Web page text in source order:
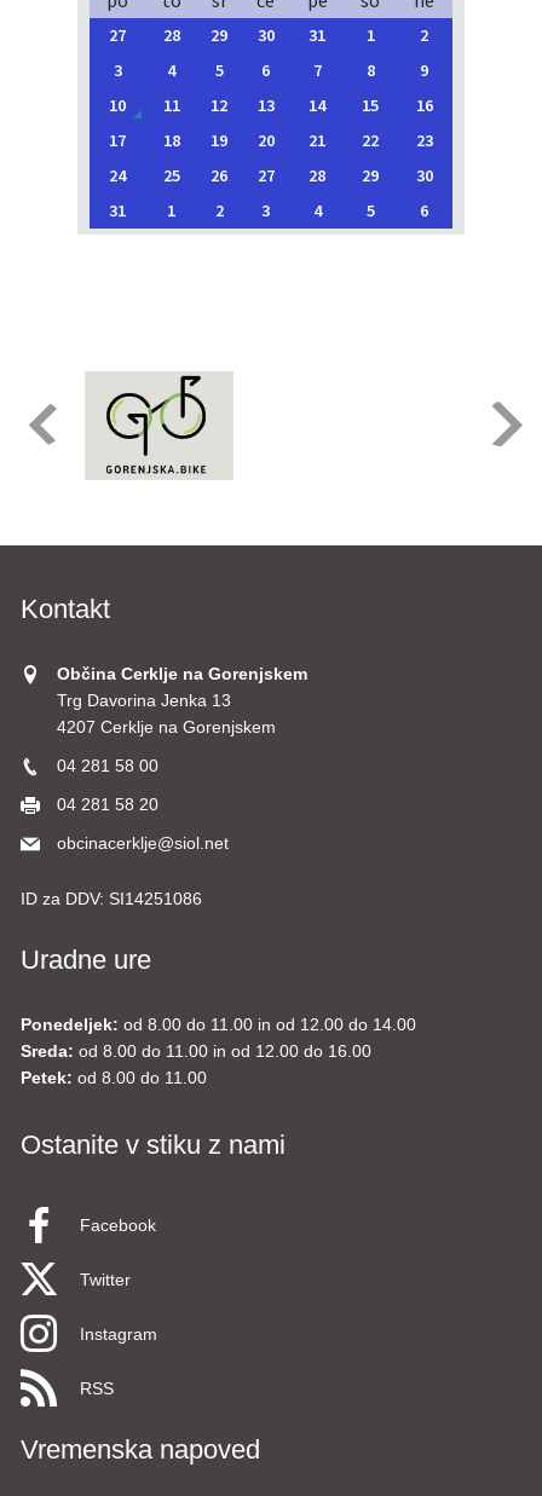
27 28 29 30 31 1
2
3
4 5 6 7 8
9
10
11 12 13 14 15
16
17
18 19 20 21 22
23
24
25 26 27 28 29
30
31
1 2 3 4 5 6
Kontakt
Občina Cerklje na Gorenjskem
Trg Davorina Jenka 13
4207 Cerklje na Gorenjskem
04 281 58 00
04 281 58 20
obcinacerklje@siol.net
ID za DDV: SI14251086
Uradne ure
Ponedeljek: od 8.00 do 11.00 in od 12.00 do 14.00
Sreda: od 8.00 do 11.00 in od 12.00 do 16.00
Petek: od 8.00 do 11.00
Ostanite v stiku z nami
Facebook
Twitter
Instagram
RSS
Vremenska napoved